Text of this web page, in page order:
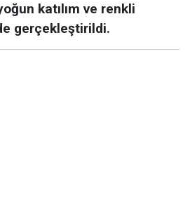
katılım ve renkli
gerçekleştirildi.